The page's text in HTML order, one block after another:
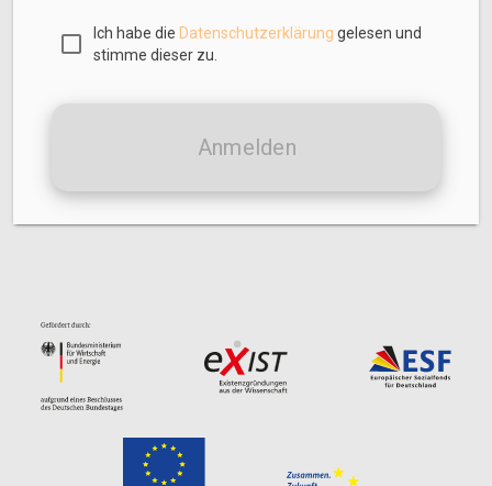
Ich habe die Datenschutzerklärung gelesen und
stimme dieser zu.
Anmelden